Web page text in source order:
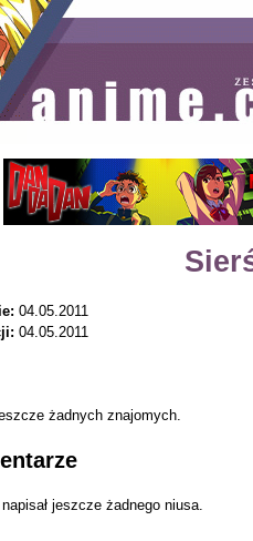
04.05.2011
04.05.2011
żadnych znajomych.
jeszcze żadnego niusa.